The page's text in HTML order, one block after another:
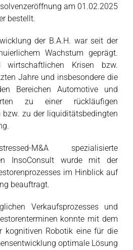
am 01.02.2025
bestellt.
der B.A.H. war seit der
Wachstum geprägt.
Krisen bzw.
Jahre und insbesondere die
Bereichen Automotive und
zu einer rückläufigen
bzw. zu der liquiditätsbedingten
M&A spezialisierte
InsoConsult wurde mit der
im Hinblick auf
beauftragt.
Verkaufsprozesses und
konnte mit dem
kognitiven Robotik eine für die
optimale Lösung